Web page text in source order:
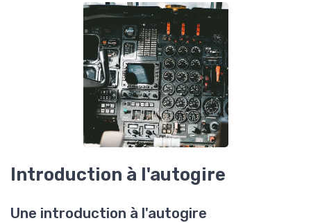
Introduction à l'autogire
Une introduction à l'autogire